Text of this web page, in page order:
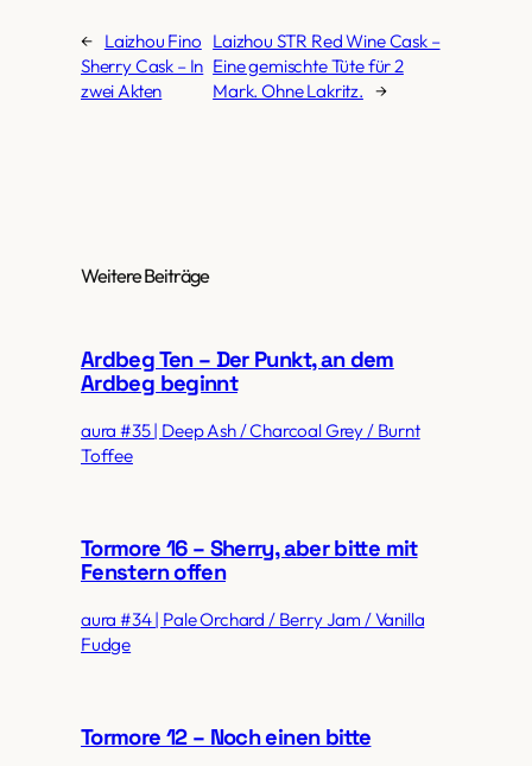
← Laizhou Fino
Sherry Cask – In
zwei Akten
Laizhou STR Red Wine Cask –
Eine gemischte Tüte für 2
Mark. Ohne Lakritz. →
Weitere Beiträge
Ardbeg Ten – Der Punkt, an dem
Ardbeg beginnt
aura #35 | Deep Ash / Charcoal Grey / Burnt
Toffee
Tormore 16 – Sherry, aber bitte mit
Fenstern offen
aura #34 | Pale Orchard / Berry Jam / Vanilla
Fudge
Tormore 12 – Noch einen bitte